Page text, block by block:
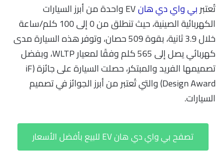
تُعتبربي واي دي هان
EV واحدة من أبرز السيارات
الكهربائية الصينية، حيث تنطلق من 0 إلى 100 كلم/ساعة
خلال 3.9 ثانية، بقوة 509 حصان، وتوفر هذه السيارة مدى
كهربائي يصل إلى 565 كلم وفقًا لمعيار WLTP، وبفضل
تصميمها الفريد والمبتكر، حصلت السيارة على جائزة (iF
Design Award) والتي تُعتبر من أبرز الجوائز في تصميم
السيارات.
تصفح بي واي دي هان EV للبيع بأفضل الأسعار